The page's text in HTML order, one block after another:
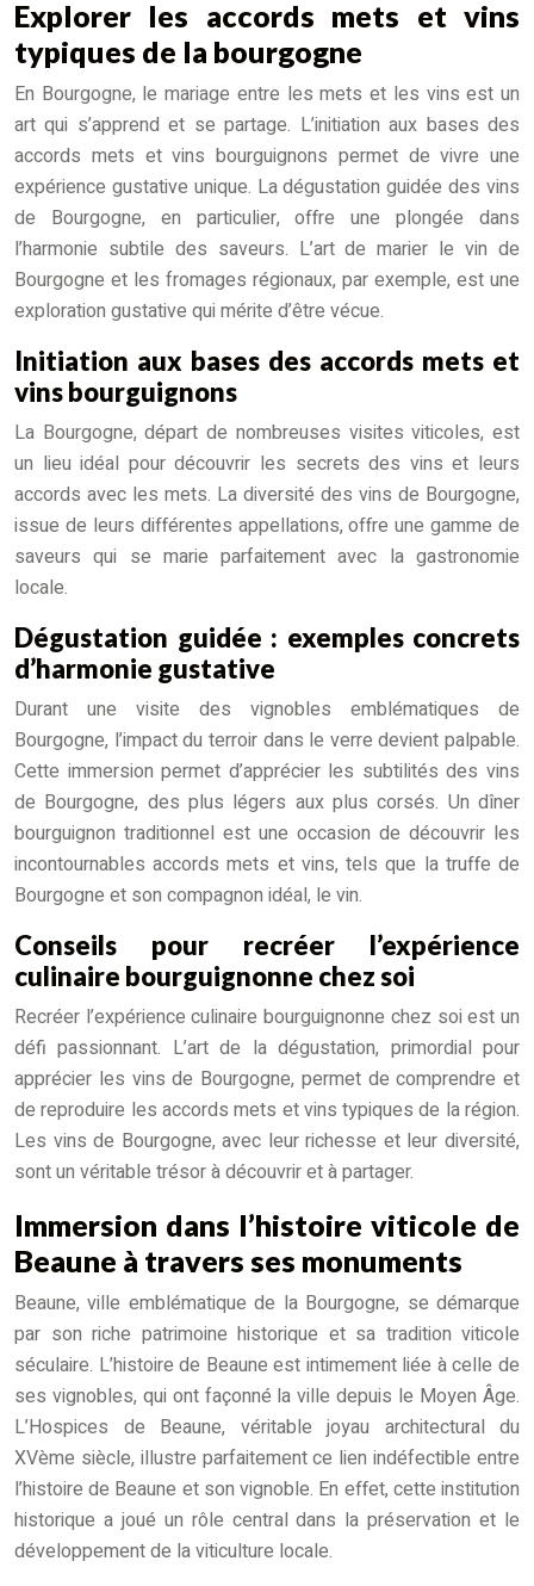
Explorer les accords mets et vins
typiques de la bourgogne
En Bourgogne, le mariage entre les mets et les vins est un
art qui s’apprend et se partage. L’initiation aux bases des
accords mets et vins bourguignons permet de vivre une
expérience gustative unique. La dégustation guidée des vins
de Bourgogne, en particulier, offre une plongée dans
l’harmonie subtile des saveurs. L’art de marier le vin de
Bourgogne et les fromages régionaux, par exemple, est une
exploration gustative qui mérite d’être vécue.
Initiation aux bases des accords mets et
vins bourguignons
La Bourgogne, départ de nombreuses visites viticoles, est
un lieu idéal pour découvrir les secrets des vins et leurs
accords avec les mets. La diversité des vins de Bourgogne,
issue de leurs différentes appellations, offre une gamme de
saveurs qui se marie parfaitement avec la gastronomie
locale.
Dégustation guidée : exemples concrets
d’harmonie gustative
Durant une visite des vignobles emblématiques de
Bourgogne, l’impact du terroir dans le verre devient palpable.
Cette immersion permet d’apprécier les subtilités des vins
de Bourgogne, des plus légers aux plus corsés. Un dîner
bourguignon traditionnel est une occasion de découvrir les
incontournables accords mets et vins, tels que la truffe de
Bourgogne et son compagnon idéal, le vin.
Conseils pour recréer l’expérience
culinaire bourguignonne chez soi
Recréer l’expérience culinaire bourguignonne chez soi est un
défi passionnant. L’art de la dégustation, primordial pour
apprécier les vins de Bourgogne, permet de comprendre et
de reproduire les accords mets et vins typiques de la région.
Les vins de Bourgogne, avec leur richesse et leur diversité,
sont un véritable trésor à découvrir et à partager.
Immersion dans l’histoire viticole de
Beaune à travers ses monuments
Beaune, ville emblématique de la Bourgogne, se démarque
par son riche patrimoine historique et sa tradition viticole
séculaire. L’histoire de Beaune est intimement liée à celle de
ses vignobles, qui ont façonné la ville depuis le Moyen Âge.
L’Hospices de Beaune, véritable joyau architectural du
XVème siècle, illustre parfaitement ce lien indéfectible entre
l’histoire de Beaune et son vignoble. En effet, cette institution
historique a joué un rôle central dans la préservation et le
développement de la viticulture locale.